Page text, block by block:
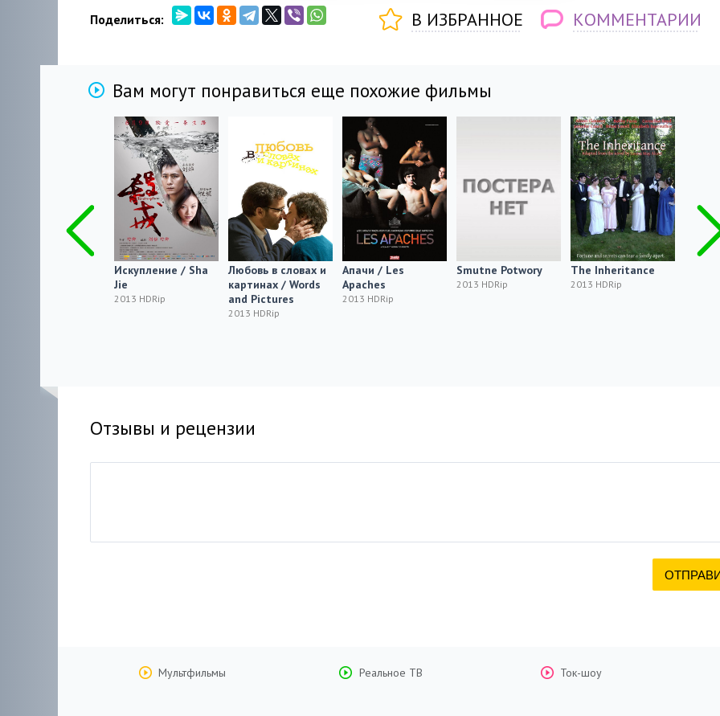
Поделиться: В ИЗБРАННОЕ КОММЕНТАРИИ
Вам могут понравиться еще похожие фильмы
Искупление / Sha
Jie
2013 HDRip
Любовь в словах и
картинах / Words
and Pictures
2013 HDRip
Апачи / Les
Apaches
2013 HDRip
Smutne Potwory
2013 HDRip
The Inheritance
2013 HDRip
Отзывы и рецензии
Мультфильмы Реальное ТВ Ток-шоу